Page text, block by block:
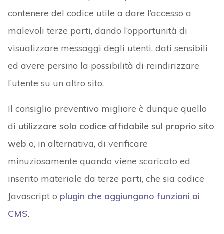
contenere del codice utile a dare l’accesso a
malevoli terze parti, dando l’opportunità di
visualizzare messaggi degli utenti, dati sensibili
ed avere persino la possibilità di reindirizzare
l’utente su un altro sito.
Il consiglio preventivo migliore è dunque quello
di utilizzare solo codice affidabile sul proprio sito
web o, in alternativa, di verificare
minuziosamente quando viene scaricato ed
inserito materiale da terze parti, che sia codice
Javascript o plugin che aggiungono funzioni ai
CMS.